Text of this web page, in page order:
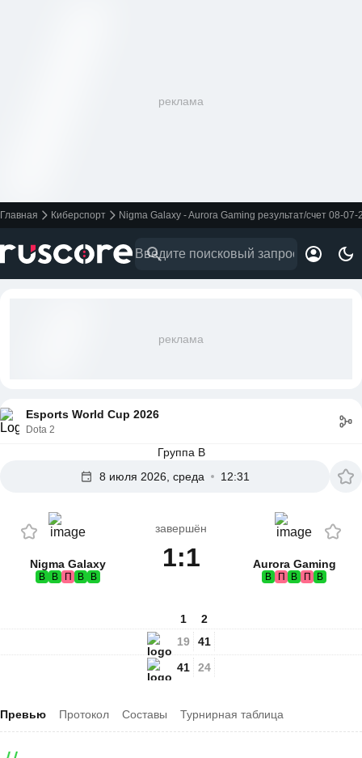
реклама
Главная Киберспорт Nigma Galaxy - Aurora Gaming результат/счет 08-07-
реклама
Esports World Cup 2026
Dota 2
Группа B
8 июля 2026, среда
12:31
Nigma Galaxy
В В П В В
завершён
1:1 Aurora Gaming
В П В П В
1
19
41
2
41
24
Превью Протокол Составы Турнирная таблица